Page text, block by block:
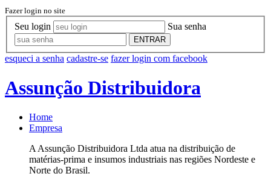
Fazer login no site
Seu login Sua senha
ENTRAR
esqueci a senha cadastre-se fazer login com facebook
Assunção Distribuidora
Home
Empresa
A Assunção Distribuidora Ltda atua na distribuição de
matérias-prima e insumos industriais nas regiões Nordeste e
Norte do Brasil.